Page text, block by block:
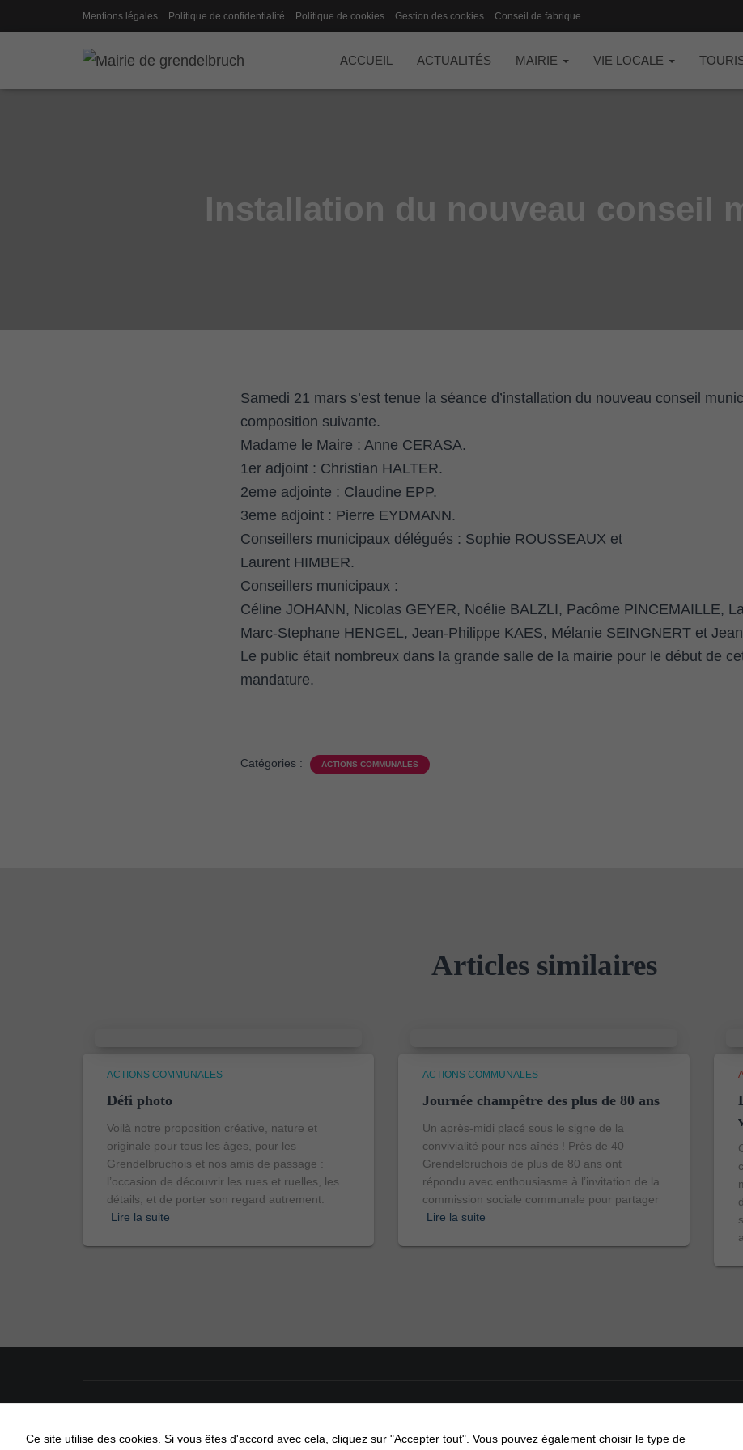
Mentions légales Politique de confidentialité Politique de cookies Gestion des cookies Conseil de fabrique
ACCUEIL ACTUALITÉS MAIRIE VIE LOCALE
Installation du nouveau conseil
Samedi 21 mars s’est tenue la séance d’installation du nouveau conseil
composition suivante.
Madame le Maire : Anne CERASA.
1er adjoint : Christian HALTER.
2eme adjointe : Claudine EPP.
3eme adjoint : Pierre EYDMANN.
Conseillers municipaux délégués : Sophie ROUSSEAUX et
Laurent HIMBER.
Conseillers municipaux :
Céline JOHANN, Nicolas GEYER, Noélie BALZLI, Pacôme PINCEMAILLE,
Marc-Stephane HENGEL, Jean-Philippe KAES, Mélanie SEINGNERT et
Le public était nombreux dans la grande salle de la mairie pour le début de
mandature.
Catégories : ACTIONS COMMUNALES
Articles similaires
ACTIONS COMMUNALES
Défi photo
Voilà notre proposition créative, nature et
originale pour tous les âges, pour les
Grendelbruchois et nos amis de passage :
l’occasion de découvrir les rues et ruelles, les
détails, et de porter son regard autrement.
Lire la suite
ACTIONS COMMUNALES
Journée champêtre des plus de 80 ans
Un après-midi placé sous le signe de la
convivialité pour nos aînés ! Près de 40
Grendelbruchois de plus de 80 ans ont
répondu avec enthousiasme à l’invitation de la
commission sociale communale pour partager
Lire la suite
Ce site utilise des cookies. Si vous êtes d'accord avec cela, cliquez sur "Accepter tout". Vous pouvez également choisir le type de